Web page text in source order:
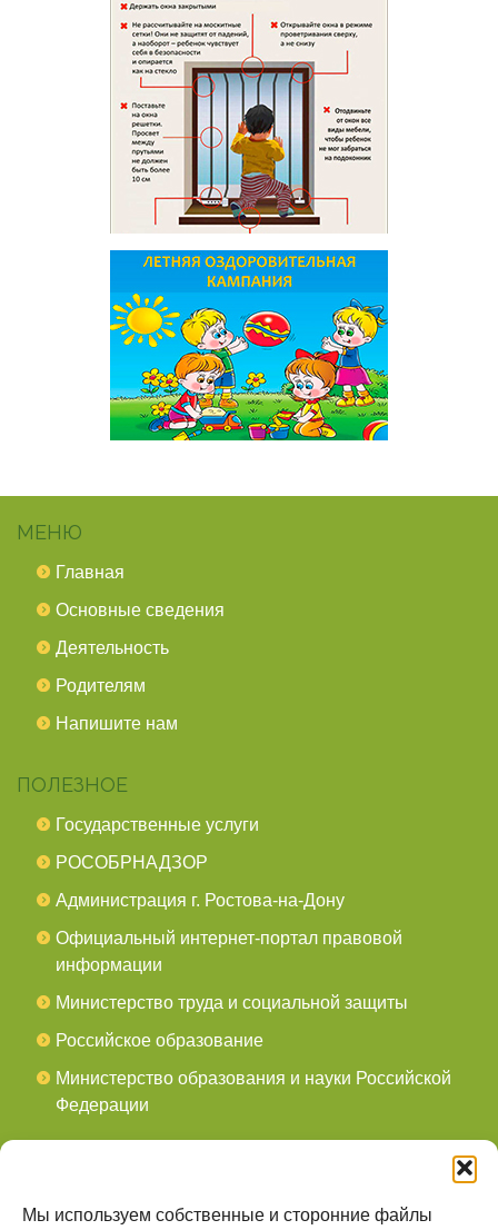
Мы используем собственные и сторонние файлы
МЕНЮ
Главная
Основные сведения
Деятельность
Родителям
Напишите нам
ПОЛЕЗНОЕ
Государственные услуги
РОСОБРНАДЗОР
Администрация г. Ростова-на-Дону
Официальный интернет-портал правовой
информации
Министерство труда и социальной защиты
Российское образование
Министерство образования и науки Российской
Федерации